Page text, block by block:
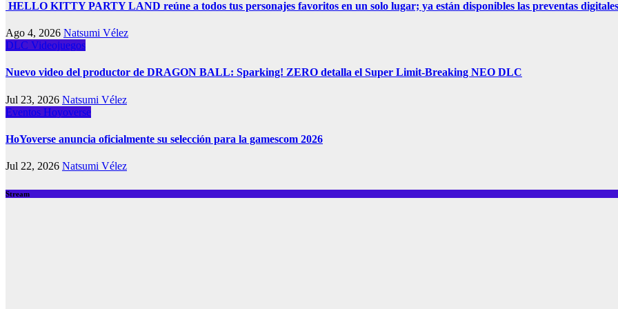
HELLO KITTY PARTY LAND reúne a todos tus personajes favoritos en un solo lugar; ya están disponibles las preventas digitales
Ago 4, 2026 Natsumi Vélez
DLC Videojuegos
Nuevo video del productor de DRAGON BALL: Sparking! ZERO detalla el Super Limit-Breaking NEO DLC
Jul 23, 2026 Natsumi Vélez
Eventos Hoyoverse
HoYoverse anuncia oficialmente su selección para la gamescom 2026
Jul 22, 2026 Natsumi Vélez
Stream